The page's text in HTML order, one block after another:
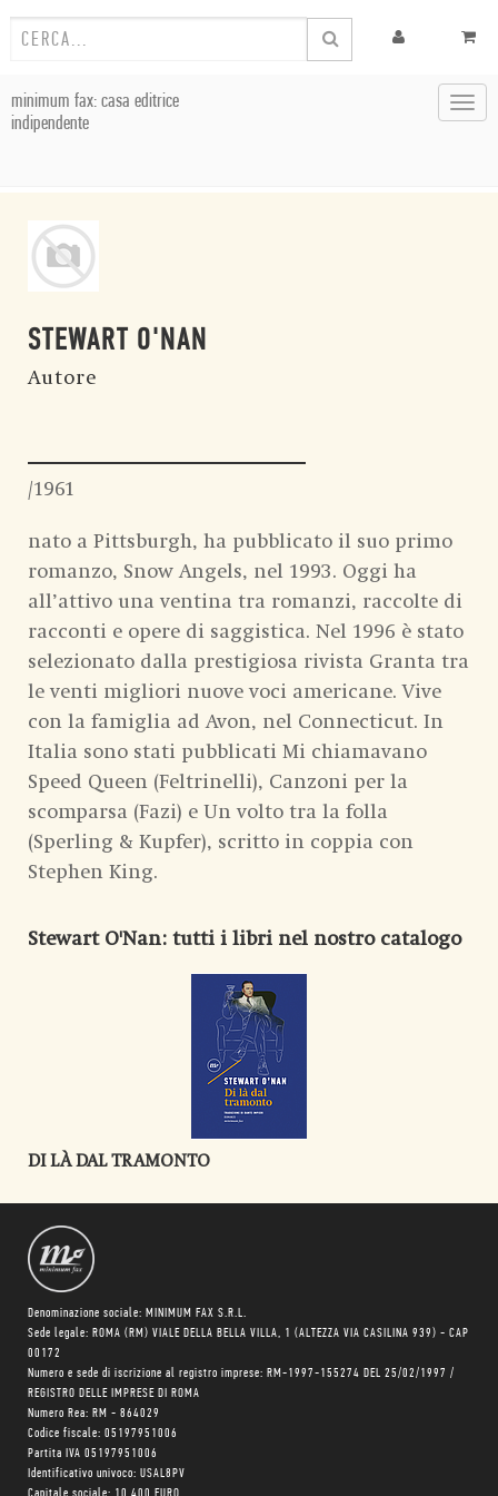
minimum fax: casa editrice
indipendente
STEWART O'NAN
Autore
/1961
nato a Pittsburgh, ha pubblicato il suo primo
romanzo, Snow Angels, nel 1993. Oggi ha
all’attivo una ventina tra romanzi, raccolte di
racconti e opere di saggistica. Nel 1996 è stato
selezionato dalla prestigiosa rivista Granta tra
le venti migliori nuove voci americane. Vive
con la famiglia ad Avon, nel Connecticut. In
Italia sono stati pubblicati Mi chiamavano
Speed Queen (Feltrinelli), Canzoni per la
scomparsa (Fazi) e Un volto tra la folla
(Sperling & Kupfer), scritto in coppia con
Stephen King.
Stewart O'Nan: tutti i libri nel nostro catalogo
DI LÀ DAL TRAMONTO
Denominazione sociale: MINIMUM FAX S.R.L.
Sede legale: ROMA (RM) VIALE DELLA BELLA VILLA, 1 (ALTEZZA VIA CASILINA 939) - CAP
00172
Numero e sede di iscrizione al registro imprese: RM-1997-155274 DEL 25/02/1997 /
REGISTRO DELLE IMPRESE DI ROMA
Numero Rea: RM - 864029
Codice fiscale: 05197951006
Partita IVA 05197951006
Identificativo univoco: USAL8PV